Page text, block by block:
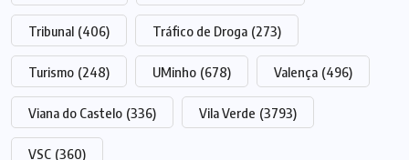
Tribunal (406) Tráfico de Droga (273)
Turismo (248) UMinho (678) Valença (496)
Viana do Castelo (336) Vila Verde (3793)
VSC (360)